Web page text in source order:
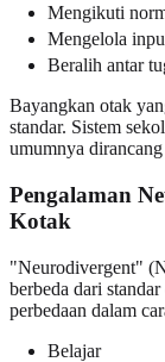
Mengikuti
Mengelola
Beralih antar
Bayangkan otak
standar. Sistem
umumnya
Pengalaman
Kotak
"Neurodivergent"
berbeda dari
perbedaan dalam
Belajar